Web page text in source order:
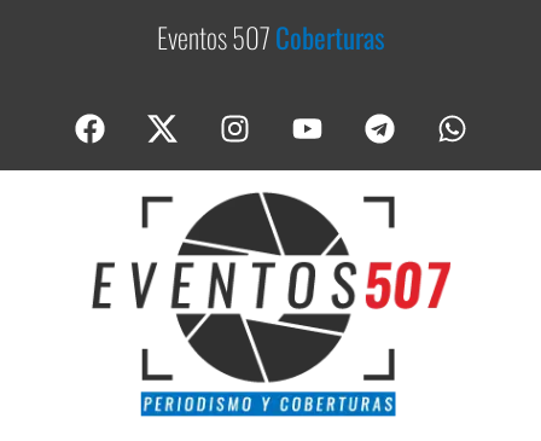
Eventos 507Coberturas